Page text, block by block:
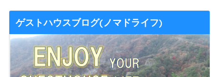
ゲストハウスブログ(ノマドライフ)